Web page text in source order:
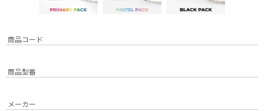
商品コード
商品型番
メーカー